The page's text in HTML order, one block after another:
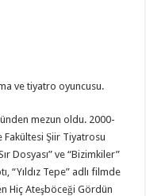
ve tiyatro oyuncusu.
mezun oldu. 2000-
Fakültesi Şiir Tiyatrosu
Dosyası” ve “Bizimkiler”
“Yıldız Tepe” adlı filmde
Hiç Ateşböceği Gördün